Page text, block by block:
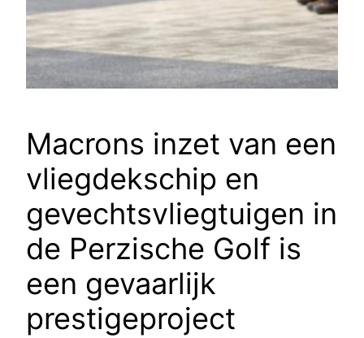
Macrons inzet van een
vliegdekschip en
gevechtsvliegtuigen in
de Perzische Golf is
een gevaarlijk
prestigeproject